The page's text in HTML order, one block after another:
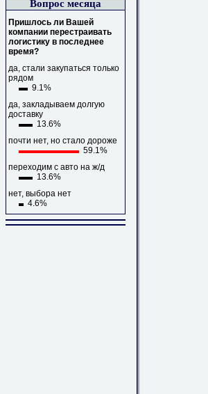
Вопрос месяца
Пришлось ли Вашей
компании перестраивать
логистику в последнее
время?
да, стали закупаться только
рядом
9.1%
да, закладываем долгую
доставку
13.6%
почти нет, но стало дороже
59.1%
переходим с авто на ж/д
13.6%
нет, выбора нет
4.6%